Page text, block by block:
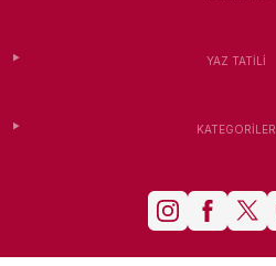
YAZ TATILI
KATEGORILER